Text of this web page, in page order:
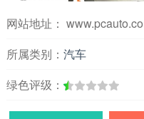
所属类别： 汽车
绿色评级：